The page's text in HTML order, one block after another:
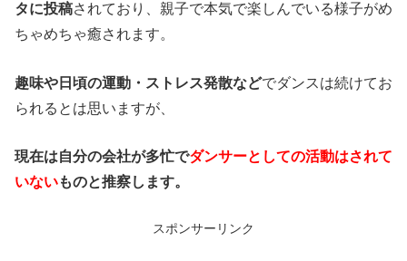
タに投稿されており、親子で本気で楽しんでいる様子がめ
ちゃめちゃ癒されます。
趣味や日頃の運動・ストレス発散などでダンスは続けてお
られるとは思いますが、
現在は自分の会社が多忙でダンサーとしての活動はされて
いないものと推察します。
スポンサーリンク